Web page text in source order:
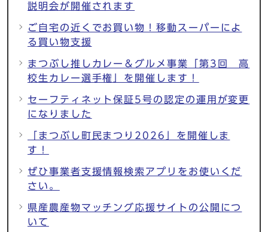
説明会が開催されます
ご自宅の近くでお買い物！移動スーパーによ
る買い物支援
まつぶし推しカレー＆グルメ事業「第3回 高
校生カレー選手権」を開催します！
セーフティネット保証5号の認定の運用が変更
になりました
「まつぶし町民まつり2026」を開催しま
す！
ぜひ事業者支援情報検索アプリをお使いくだ
さい。
県産農産物マッチング応援サイトの公開につ
いて